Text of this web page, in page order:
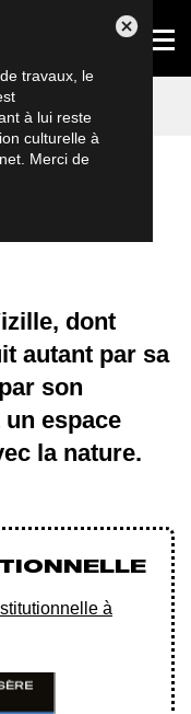
Fermer
travaux, le
à lui reste
culturelle à
Merci de
le
de Vizille
dont
autant par sa
son
espace
la nature.
à